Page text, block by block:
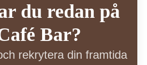
du redan på
Bar?
rekrytera din framtida